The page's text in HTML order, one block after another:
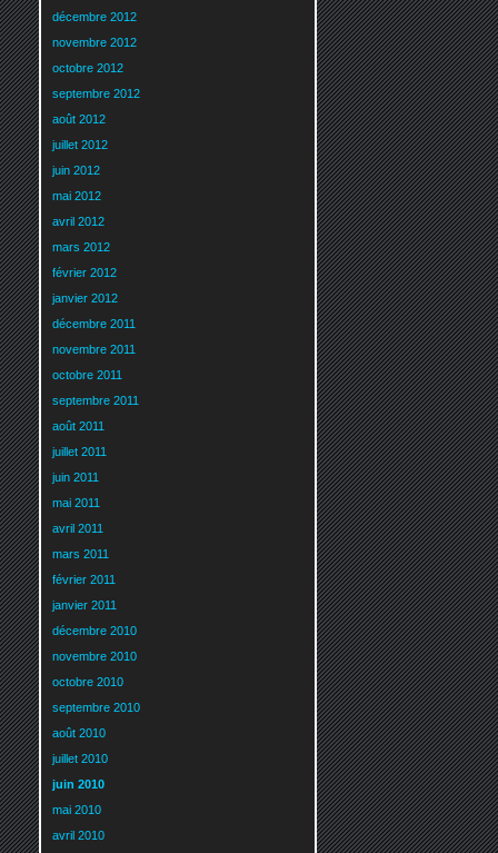
décembre 2012
novembre 2012
octobre 2012
septembre 2012
août 2012
juillet 2012
juin 2012
mai 2012
avril 2012
mars 2012
février 2012
janvier 2012
décembre 2011
novembre 2011
octobre 2011
septembre 2011
août 2011
juillet 2011
juin 2011
mai 2011
avril 2011
mars 2011
février 2011
janvier 2011
décembre 2010
novembre 2010
octobre 2010
septembre 2010
août 2010
juillet 2010
juin 2010
mai 2010
avril 2010